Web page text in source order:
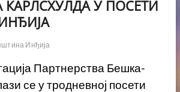
КАРЛСХУЛДА У ПОСЕТИ
Инђија
Партнерства Бешка-
се у тродневној посети